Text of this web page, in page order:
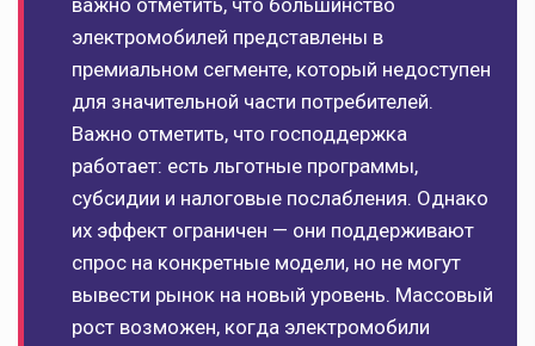
важно отметить, что большинство
электромобилей представлены в
премиальном сегменте, который недоступен
для значительной части потребителей.
Важно отметить, что господдержка
работает: есть льготные программы,
субсидии и налоговые послабления. Однако
их эффект ограничен — они поддерживают
спрос на конкретные модели, но не могут
вывести рынок на новый уровень. Массовый
рост возможен, когда электромобили